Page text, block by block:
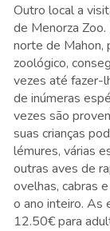
Outro local a
de Menorza
norte de Mahon,
zoológico,
vezes até fazer-
de inúmeras
vezes são
suas crianças
lémures, várias
outras aves de
ovelhas, cabras
o ano inteiro. As
12.50€ para